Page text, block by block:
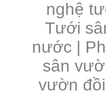
nghệ
Tưới
nước |
sân
vườn đồi